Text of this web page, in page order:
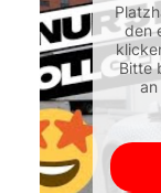
den
Bitte